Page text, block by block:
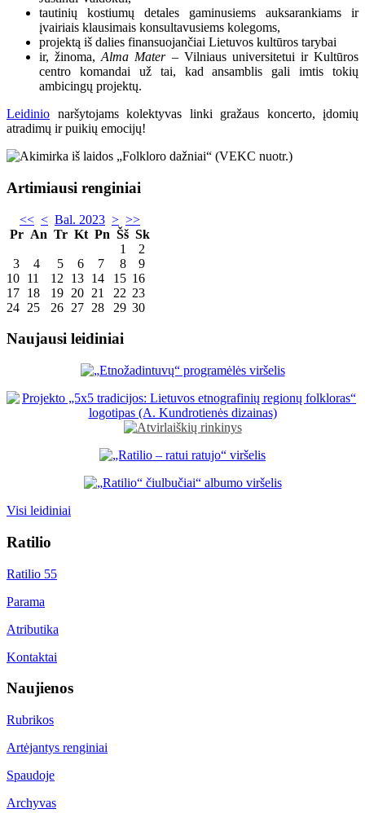
tautinių kostiumų detales gaminusiems auksarankiams ir
įvairiais klausimais konsultavusiems kolegoms,
projektą iš dalies finansuojančiai Lietuvos kultūros tarybai
ir, žinoma,Alma Mater – Vilniaus universitetui ir Kultūros
centro komandai už tai, kad ansamblis gali imtis tokių
ambicingų projektų.
Leidinio naršytojams kolektyvas linki gražaus koncerto, įdomių
atradimų ir puikių emocijų!
Artimiausi renginiai
<< < Bal. 2023 > >>
Pr An Tr Kt Pn Šš Sk
1
2
3
4 5 6 7 8
9
10 11 12 13 14 15 16
17 18 19 20 21 22 23
24 25 26 27 28 29 30
Naujausi leidiniai
Visi leidiniai
Ratilio
Ratilio 55
Parama
Atributika
Kontaktai
Naujienos
Rubrikos
Artėjantys renginiai
Spaudoje
Archyvas